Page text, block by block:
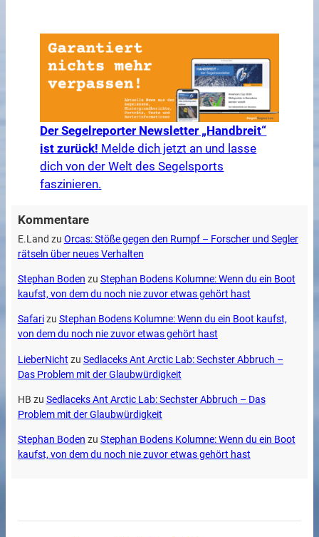
Der Segelreporter Newsletter „Handbreit“
ist zurück! Melde dich jetzt an und lasse
dich von der Welt des Segelsports
faszinieren.
Kommentare
E.Land zu Orcas: Stöße gegen den Rumpf – Forscher und Segler
rätseln über neues Verhalten
Stephan Boden zu Stephan Bodens Kolumne: Wenn du ein Boot
kaufst, von dem du noch nie zuvor etwas gehört hast
Safarizu Stephan Bodens Kolumne: Wenn du ein Boot kaufst,
von dem du noch nie zuvor etwas gehört hast
LieberNicht zu Sedlaceks Ant Arctic Lab: Sechster Abbruch –
Das Problem mit der Glaubwürdigkeit
HB zu Sedlaceks Ant Arctic Lab: Sechster Abbruch – Das
Problem mit der Glaubwürdigkeit
Stephan Boden zu Stephan Bodens Kolumne: Wenn du ein Boot
kaufst, von dem du noch nie zuvor etwas gehört hast